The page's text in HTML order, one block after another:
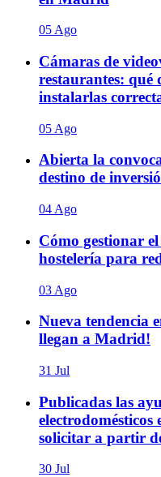
05 Ago
Cámaras de
restaurantes: qué
instalarlas
05 Ago
Abierta la
destino de
04 Ago
Cómo gestionar
hostelería para
03 Ago
Nueva tendencia
llegan a Madrid!
31 Jul
Publicadas las
electrodomésticos
solicitar a partir
30 Jul